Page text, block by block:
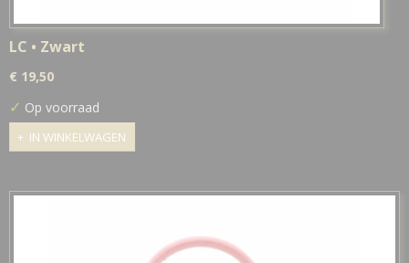
LC • Zwart
€ 19,50
✓ Op voorraad
IN WINKELWAGEN